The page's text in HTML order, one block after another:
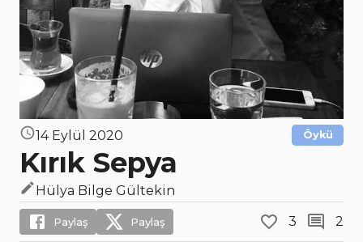
14 Eylül 2020 Öykü
Kırık Sepya
Hülya Bilge Gültekin
Paylaş Paylaş 3 2